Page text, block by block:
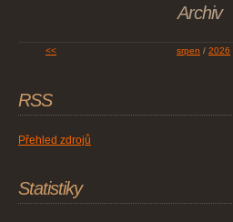
Archiv
<< srpen / 2026
RSS
Přehled zdrojů
Statistiky